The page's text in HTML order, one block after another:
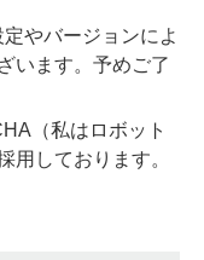
やバージョンによ
います。予めご了
（私はロボット
用しております。